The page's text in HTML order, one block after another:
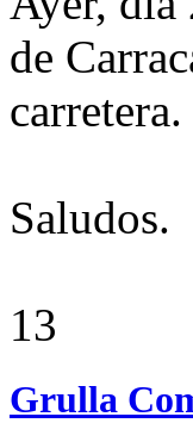
de
carretera.
Saludos.
13
Grulla